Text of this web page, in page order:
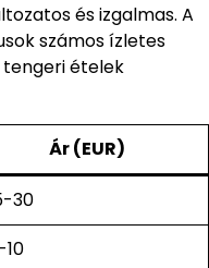
és izgalmas. A
számos ízletes
tengeri ételek
Ár (EUR)
30